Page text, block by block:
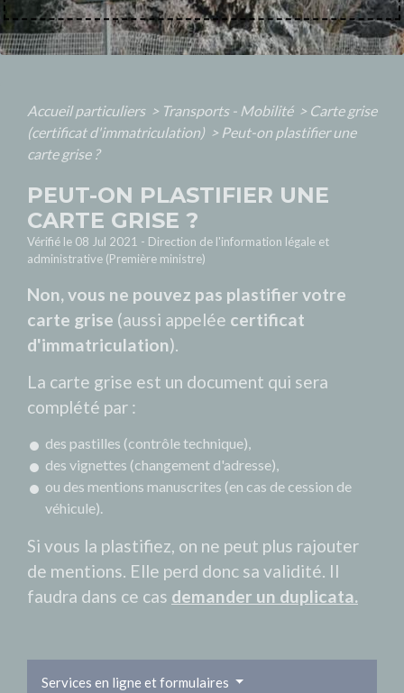
Accueil particuliers > Transports - Mobilité > Carte grise
(certificat d'immatriculation) > Peut-on plastifier une
carte grise ?
PEUT-ON PLASTIFIER UNE
CARTE GRISE ?
Vérifié le 08 Jul 2021 - Direction de l'information légale et
administrative (Première ministre)
Non, vous ne pouvez pas plastifier votre
carte grise (aussi appelée certificat
d'immatriculation).
La carte grise est un document qui sera
complété par :
des pastilles (contrôle technique),
des vignettes (changement d'adresse),
ou des mentions manuscrites (en cas de cession de
véhicule).
Si vous la plastifiez, on ne peut plus rajouter
de mentions. Elle perd donc sa validité. Il
faudra dans ce cas demander un duplicata.
Services en ligne et formulaires